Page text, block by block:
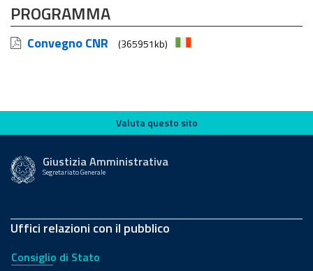
PROGRAMMA
Convegno CNR (365951kb)
Valuta questo sito
Valuta questo sito
Giustizia Amministrativa
Segretariato Generale
Uffici relazioni con il pubblico
Consiglio di Stato